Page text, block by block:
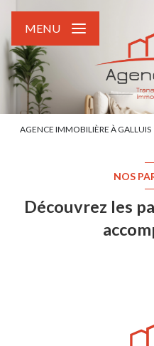
MENU
AGENCE IMMOBILIÈRE À GALLUIS
NOS
Découvrez les